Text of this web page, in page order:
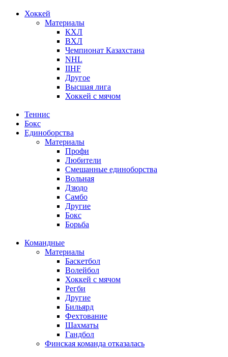
Хоккей
Материалы
КХЛ
ВХЛ
Чемпионат Казахстана
NHL
IIHF
Другое
Высшая лига
Хоккей с мячом
Теннис
Бокс
Единоборства
Материалы
Профи
Любители
Смешанные единоборства
Вольная
Дзюдо
Самбо
Другие
Бокс
Борьба
Командные
Материалы
Баскетбол
Волейбол
Хоккей с мячом
Регби
Другие
Бильярд
Фехтование
Шахматы
Гандбол
Финская команда отказалась